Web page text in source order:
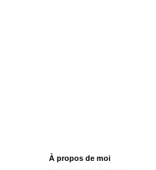
À propos de moi